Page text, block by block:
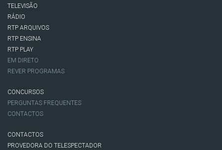
TELEVISÃO
RÁDIO
RTP ARQUIVOS
RTP ENSINA
RTP PLAY
EM DIRETO
REVER PROGRAMAS
CONCURSOS
PERGUNTAS FREQUENTES
CONTACTOS
CONTACTOS
PROVEDORA DO TELESPECTADOR